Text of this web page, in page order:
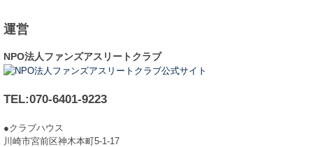
運営
NPO法人ファンズアスリートクラブ
TEL:070-6401-9223
●クラブハウス
川崎市宮前区神木本町5-1-17